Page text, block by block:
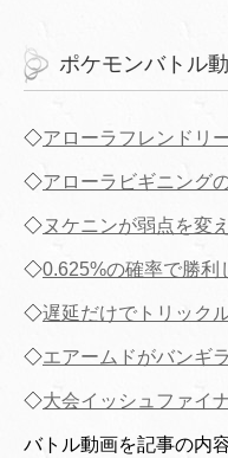
ポケモンバトル
◇アローラフレンドリ
◇アローラビギニング
◇ヌケニンが弱点を変
◇0.625%の確率で勝利
◇遅延だけでトリック
◇エアームドがバンギ
◇大会イッシュファイ
バトル動画を記事の内